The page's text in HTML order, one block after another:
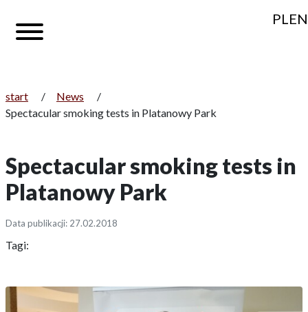
PLEN
start / News
/
Spectacular smoking tests in Platanowy Park
Spectacular smoking tests in
Platanowy Park
Data publikacji: 27.02.2018
Tagi: